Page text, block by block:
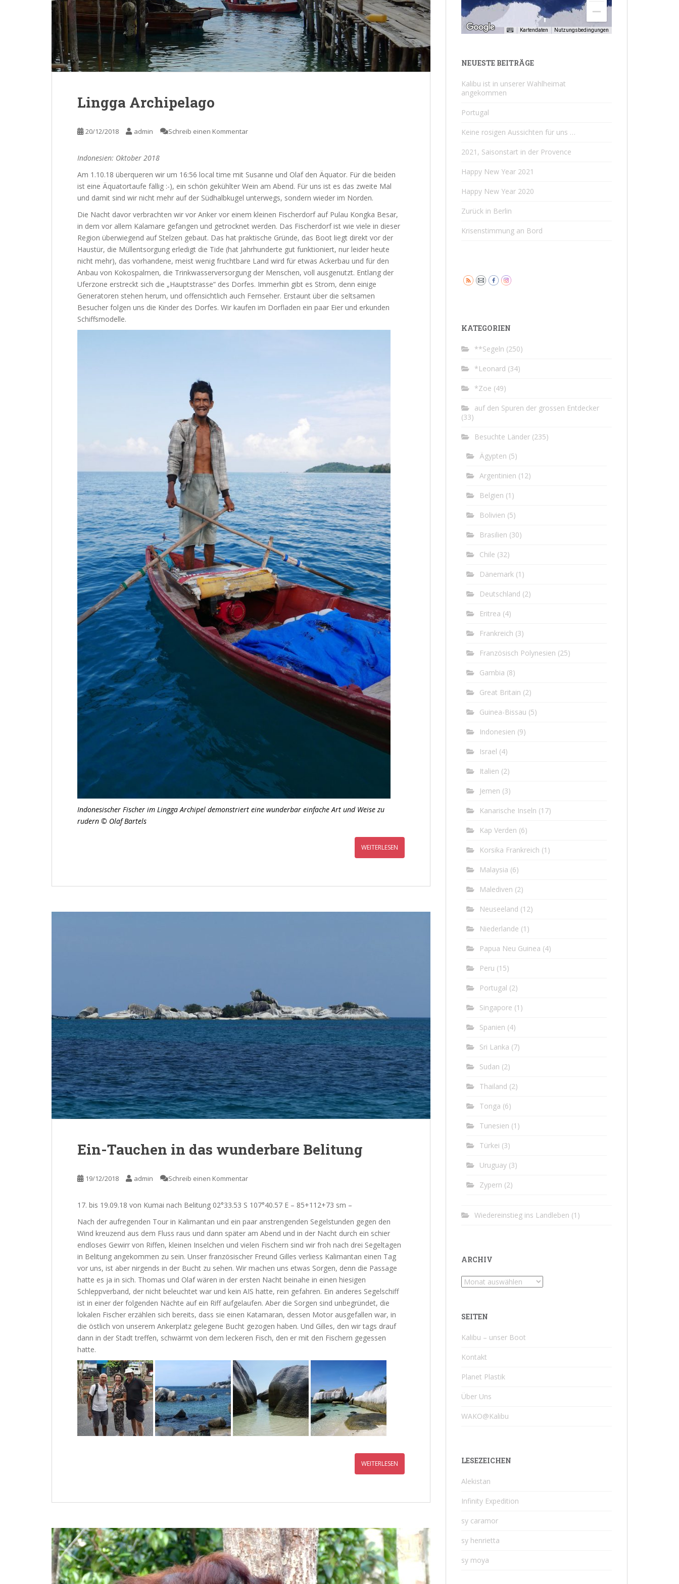
Lingga Archipelago
20/12/2018 admin Schreib einen Kommentar
Indonesien: Oktober 2018
Am 1.10.18 überqueren wir um 16:56 local time mit Susanne und Olaf den Äquator. Für die beiden
ist eine Äquatortaufe fällig :-), ein schön gekühlter Wein am Abend. Für uns ist es das zweite Mal
und damit sind wir nicht mehr auf der Südhalbkugel unterwegs, sondern wieder im Norden.
Die Nacht davor verbrachten wir vor Anker vor einem kleinen Fischerdorf auf Pulau Kongka Besar,
in dem vor allem Kalamare gefangen und getrocknet werden. Das Fischerdorf ist wie viele in dieser
Region überwiegend auf Stelzen gebaut. Das hat praktische Gründe, das Boot liegt direkt vor der
Haustür, die Müllentsorgung erledigt die Tide (hat Jahrhunderte gut funktioniert, nur leider heute
nicht mehr), das vorhandene, meist wenig fruchtbare Land wird für etwas Ackerbau und für den
Anbau von Kokospalmen, die Trinkwasserversorgung der Menschen, voll ausgenutzt. Entlang der
Uferzone erstreckt sich die „Hauptstrasse“ des Dorfes. Immerhin gibt es Strom, denn einige
Generatoren stehen herum, und offensichtlich auch Fernseher. Erstaunt über die seltsamen
Besucher folgen uns die Kinder des Dorfes. Wir kaufen im Dorfladen ein paar Eier und erkunden
Schiffsmodelle.
Indonesischer Fischer im Lingga Archipel demonstriert eine wunderbar einfache Art und Weise zu
rudern © Olaf Bartels
WEITERLESEN
Ein-Tauchen in das wunderbare Belitung
19/12/2018 admin Schreib einen Kommentar
17. bis 19.09.18 von Kumai nach Belitung 02°33.53 S 107°40.57 E – 85+112+73 sm –
Nach der aufregenden Tour in Kalimantan und ein paar anstrengenden Segelstunden gegen den
Wind kreuzend aus dem Fluss raus und dann später am Abend und in der Nacht durch ein schier
endloses Gewirr von Riffen, kleinen Inselchen und vielen Fischern sind wir froh nach drei Segeltagen
in Belitung angekommen zu sein. Unser französischer Freund Gilles verliess Kalimantan einen Tag
vor uns, ist aber nirgends in der Bucht zu sehen. Wir machen uns etwas Sorgen, denn die Passage
hatte es ja in sich. Thomas und Olaf wären in der ersten Nacht beinahe in einen hiesigen
Schleppverband, der nicht beleuchtet war und kein AIS hatte, rein gefahren. Ein anderes Segelschiff
ist in einer der folgenden Nächte auf ein Riff aufgelaufen. Aber die Sorgen sind unbegründet, die
lokalen Fischer erzählen sich bereits, dass sie einen Katamaran, dessen Motor ausgefallen war, in
die östlich von unserem Ankerplatz gelegene Bucht gezogen haben. Und Gilles, den wir tags drauf
dann in der Stadt treffen, schwärmt von dem leckeren Fisch, den er mit den Fischern gegessen
hatte.
WEITERLESEN
Kartendaten Nutzungsbedingungen
NEUESTE BEITRÄGE
Kalibu ist in unserer Wahlheimat
angekommen
Portugal
Keine rosigen Aussichten für uns …
2021, Saisonstart in der Provence
Happy New Year 2021
Happy New Year 2020
Zurück in Berlin
Krisenstimmung an Bord
KATEGORIEN
**Segeln (250)
*Leonard (34)
*Zoe (49)
auf den Spuren der grossen Entdecker
(33)
Besuchte Länder (235)
Ägypten (5)
Argentinien (12)
Belgien (1)
Bolivien (5)
Brasilien (30)
Chile (32)
Dänemark (1)
Deutschland (2)
Eritrea (4)
Frankreich (3)
Französisch Polynesien (25)
Gambia (8)
Great Britain (2)
Guinea-Bissau (5)
Indonesien (9)
Israel (4)
Italien (2)
Jemen (3)
Kanarische Inseln (17)
Kap Verden (6)
Korsika Frankreich (1)
Malaysia (6)
Malediven (2)
Neuseeland (12)
Niederlande (1)
Papua Neu Guinea (4)
Peru (15)
Portugal (2)
Singapore (1)
Spanien (4)
Sri Lanka (7)
Sudan (2)
Thailand (2)
Tonga (6)
Tunesien (1)
Türkei (3)
Uruguay (3)
Zypern (2)
Wiedereinstieg ins Landleben (1)
ARCHIV
Archiv
SEITEN
Kalibu – unser Boot
Kontakt
Planet Plastik
Über Uns
WAKO@Kalibu
LESEZEICHEN
Alekistan
Infinity Expedition
sy caramor
sy henrietta
sy moya